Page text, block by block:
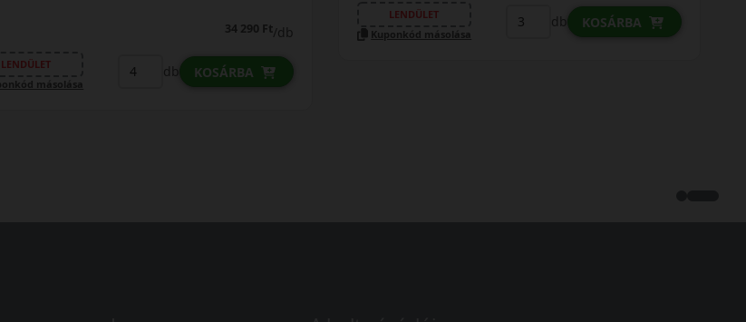
22 790 Ft/db
LENDÜLET
LENDÜLET
Kuponkód másolása
db KOSÁRBA